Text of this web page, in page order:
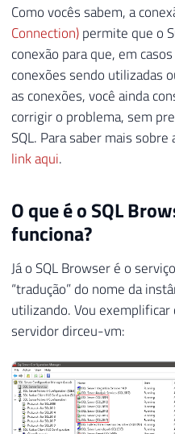
Como vocês sabem, a
Connection)permite que o
conexão para que, em
conexões sendo utilizadas
as conexões, você ainda
corrigir o problema, sem
SQL. Para saber mais sobre
link aqui.
O que é o SQL
funciona?
Já o SQL Browser é o
“tradução” do nome da
utilizando. Vou
servidor dirceu-vm: